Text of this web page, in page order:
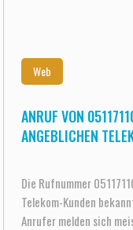
Web
ANRUF VON
ANGEBLICHEN
Die Rufnummer
Telekom-Kunden
Anrufer melden sich